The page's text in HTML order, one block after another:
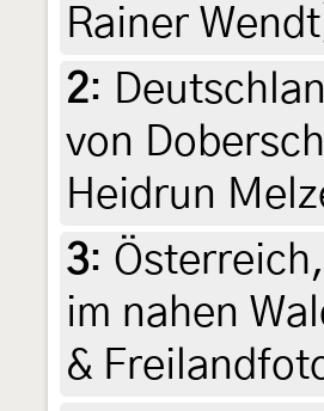
Rainer
2:
von
Heidrun
3:
im nahen
&